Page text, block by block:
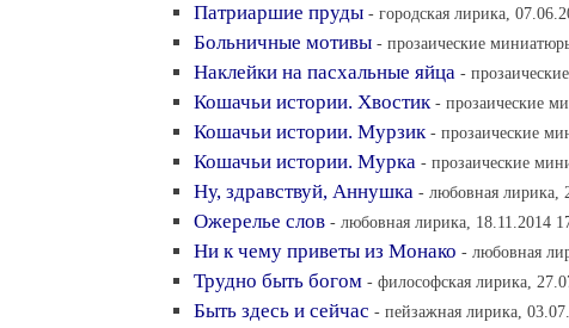
Патриаршие пруды - городская лирика,
Больничные мотивы - прозаические
Наклейки на пасхальные яйца -
Кошачьи истории. Хвостик - прозаические
Кошачьи истории. Мурзик - прозаические
Кошачьи истории. Мурка - прозаические
Ну, здравствуй, Аннушка - любовная лирика,
Ожерелье слов - любовная лирика, 18.11.2014
Ни к чему приветы из Монако - любовная
Трудно быть богом - философская лирика,
Быть здесь и сейчас - пейзажная лирика,